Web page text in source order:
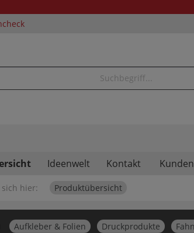
Ideenwelt Kontakt
hier: Produktübersicht
Aufkleber & Folien Druckprodukte